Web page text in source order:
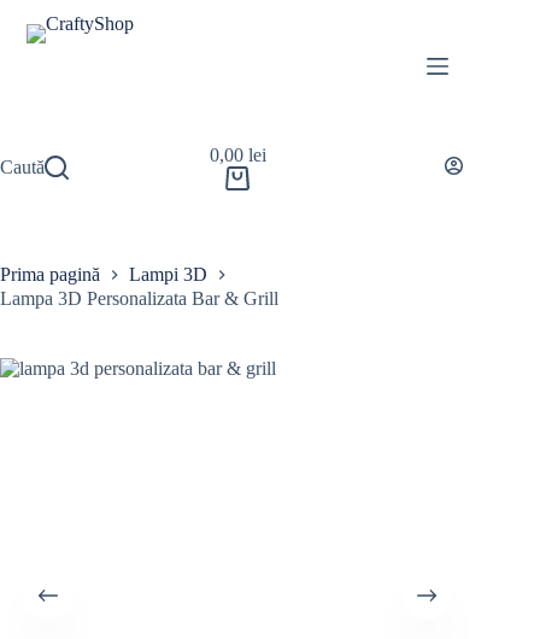
Caută
0,00 lei
Prima pagină
Lampi 3D
Lampa 3D Personalizata Bar & Grill